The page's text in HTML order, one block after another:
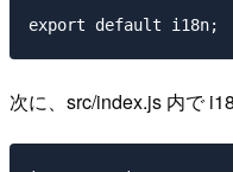
次に、src/index.js 内で